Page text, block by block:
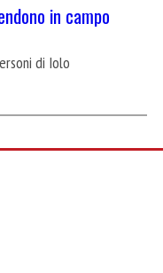
in campo
di Iolo